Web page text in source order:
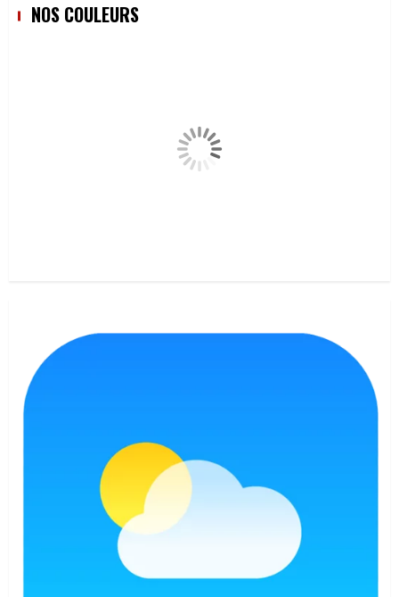
NOS COULEURS